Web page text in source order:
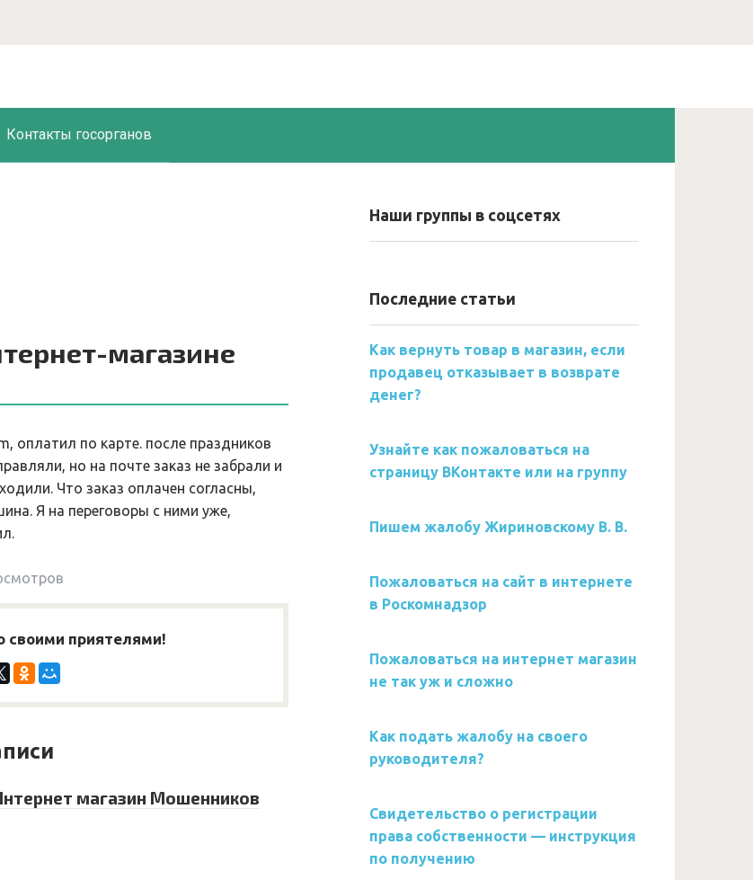
Контакты госорганов
магазине
оплатил по карте. после праздников
но на почте заказ не забрали и
Что заказ оплачен согласны,
Я на переговоры с ними уже,
своими приятелями!
магазин Мошенников
Наши группы в соцсетях
Последние статьи
Как вернуть товар в магазин, если
продавец отказывает в возврате
денег?
Узнайте как пожаловаться на
страницу ВКонтакте или на группу
Пишем жалобу Жириновскому В. В.
Пожаловаться на сайт в интернете
в Роскомнадзор
Пожаловаться на интернет магазин
не так уж и сложно
Как подать жалобу на своего
руководителя?
Свидетельство о регистрации
права собственности — инструкция
по получению